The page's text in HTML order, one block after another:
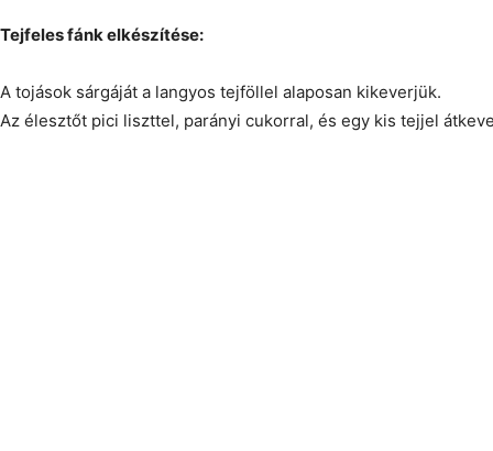
Tejfeles fánk elkészítése:
A tojások sárgáját a langyos tejföllel alaposan kikeverjük.
Az élesztőt pici liszttel, parányi cukorral, és egy kis tejjel